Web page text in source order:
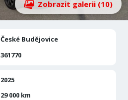
České Budějovice
361770
2025
29 000 km
Zobrazit galerii (10)